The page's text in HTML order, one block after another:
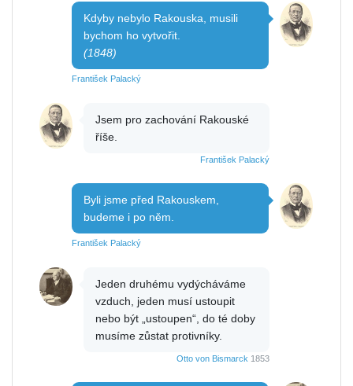
Kdyby nebylo Rakouska, musili
bychom ho vytvořit.
(1848)
František Palacký
Jsem pro zachování Rakouské
říše.
František Palacký
Byli jsme před Rakouskem,
budeme i po něm.
František Palacký
Jeden druhému vydýcháváme
vzduch, jeden musí ustoupit
nebo být „ustoupen“, do té doby
musíme zůstat protivníky.
Otto von Bismarck 1853